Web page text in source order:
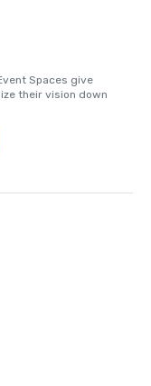
Spaces give
their vision down